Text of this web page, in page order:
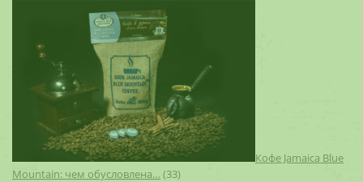
Кофе Jamaica Blue
Mountain: чем обусловлена… (33)